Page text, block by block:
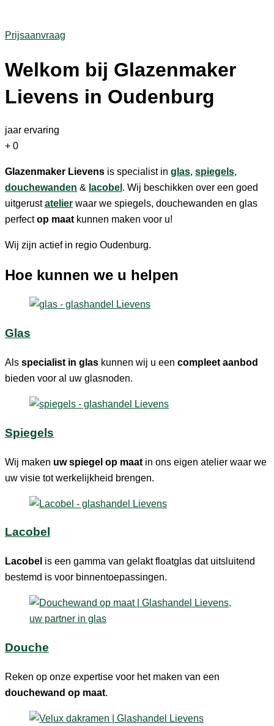
Prijsaanvraag
Welkom bij Glazenmaker
Lievens in Oudenburg
jaar ervaring
+ 0
Glazenmaker Lievens is specialist in glas, spiegels,
douchewanden & lacobel . Wij beschikken over een goed
uitgerustatelier waar we spiegels, douchewanden en glas
perfectop maat kunnen maken voor u!
Wij zijn actief in regio Oudenburg.
Hoe kunnen we u helpen
Glas
Als specialist in glas kunnen wij u een compleet aanbod
bieden voor al uw glasnoden.
Spiegels
Wij maken uw spiegel op maat in ons eigen atelier waar we
uw visie tot werkelijkheid brengen.
Lacobel
Lacobel is een gamma van gelakt floatglas dat uitsluitend
bestemd is voor binnentoepassingen.
Douche
Reken op onze expertise voor het maken van een
douchewand op maat.